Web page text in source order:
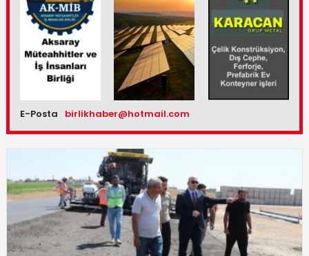
E-Posta birlikhaber@hotmail.com